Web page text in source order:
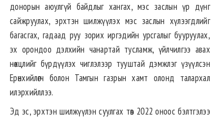
донорын аюулгүй байдлыг хангах, мэс заслын үр дүнг
сайжруулах, эрхтэн шилжүүлэх мэс заслын хүлээгдлийг
багасгах, гадаад руу зорих иргэдийн урсгалыг бууруулах,
эх орондоо дэлхийн чанартай тусламж, үйлчилгээ авах
нөхцлийг бүрдүүлэх чиглэлээр тууштай дэмжлэг үзүүлсэн
Ерөнхийлөгч болон Тамгын газрын хамт олонд талархал
илэрхийллээ.
Эд эс, эрхтэн шилжүүлэн суулгах төв 2022 оноос бэлтгэлээ